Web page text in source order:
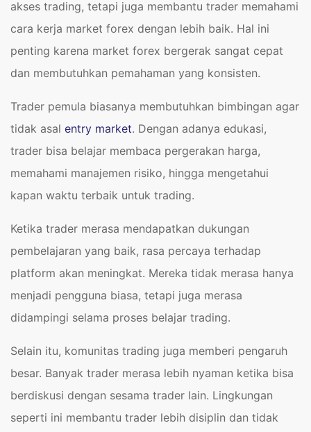
akses trading, tetapi juga membantu trader memahami
cara kerja market forex dengan lebih baik. Hal ini
penting karena market forex bergerak sangat cepat
dan membutuhkan pemahaman yang konsisten.
Trader pemula biasanya membutuhkan bimbingan agar
tidak asal entry market. Dengan adanya edukasi,
trader bisa belajar membaca pergerakan harga,
memahami manajemen risiko, hingga mengetahui
kapan waktu terbaik untuk trading.
Ketika trader merasa mendapatkan dukungan
pembelajaran yang baik, rasa percaya terhadap
platform akan meningkat. Mereka tidak merasa hanya
menjadi pengguna biasa, tetapi juga merasa
didampingi selama proses belajar trading.
Selain itu, komunitas trading juga memberi pengaruh
besar. Banyak trader merasa lebih nyaman ketika bisa
berdiskusi dengan sesama trader lain. Lingkungan
seperti ini membantu trader lebih disiplin dan tidak